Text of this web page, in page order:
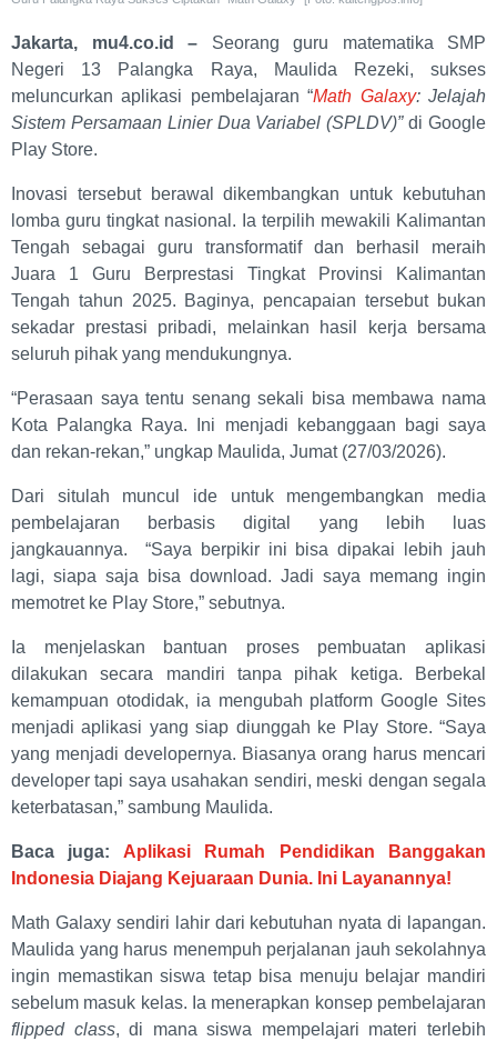
Jakarta, mu4.co.id – Seorang guru matematika SMP
Negeri 13 Palangka Raya, Maulida Rezeki, sukses
meluncurkan aplikasi pembelajaran “Math Galaxy: Jelajah
Sistem Persamaan Linier Dua Variabel (SPLDV)”di Google
Play Store.
Inovasi tersebut berawal dikembangkan untuk kebutuhan
lomba guru tingkat nasional. Ia terpilih mewakili Kalimantan
Tengah sebagai guru transformatif dan berhasil meraih
Juara 1 Guru Berprestasi Tingkat Provinsi Kalimantan
Tengah tahun 2025. Baginya, pencapaian tersebut bukan
sekadar prestasi pribadi, melainkan hasil kerja bersama
seluruh pihak yang mendukungnya.
“Perasaan saya tentu senang sekali bisa membawa nama
Kota Palangka Raya. Ini menjadi kebanggaan bagi saya
dan rekan-rekan,” ungkap Maulida, Jumat (27/03/2026).
Dari situlah muncul ide untuk mengembangkan media
pembelajaran berbasis digital yang lebih luas
jangkauannya. “Saya berpikir ini bisa dipakai lebih jauh
lagi, siapa saja bisa download. Jadi saya memang ingin
memotret ke Play Store,” sebutnya.
Ia menjelaskan bantuan proses pembuatan aplikasi
dilakukan secara mandiri tanpa pihak ketiga. Berbekal
kemampuan otodidak, ia mengubah platform Google Sites
menjadi aplikasi yang siap diunggah ke Play Store. “Saya
yang menjadi developernya. Biasanya orang harus mencari
developer tapi saya usahakan sendiri, meski dengan segala
keterbatasan,” sambung Maulida.
Baca juga: Aplikasi Rumah Pendidikan Banggakan
Indonesia Diajang Kejuaraan Dunia. Ini Layanannya!
Math Galaxy sendiri lahir dari kebutuhan nyata di lapangan.
Maulida yang harus menempuh perjalanan jauh sekolahnya
ingin memastikan siswa tetap bisa menuju belajar mandiri
sebelum masuk kelas. Ia menerapkan konsep pembelajaran
flipped class, di mana siswa mempelajari materi terlebih